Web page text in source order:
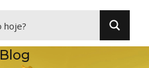
Blog